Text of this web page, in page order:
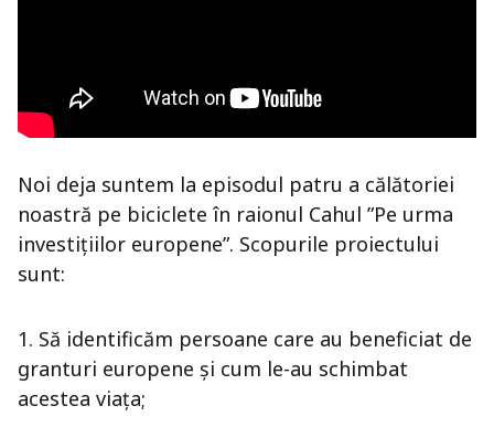
Noi deja suntem la episodul patru a călătoriei
noastră pe biciclete în raionul Cahul ”Pe urma
investițiilor europene”. Scopurile proiectului
sunt:
1. Să identificăm persoane care au beneficiat de
granturi europene și cum le-au schimbat
acestea viața;